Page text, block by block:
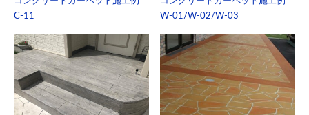
C-11
W-01/W-02/W-03